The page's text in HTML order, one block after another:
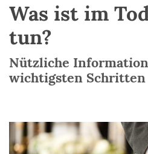
Was ist im
tun?
Nützliche
wichtigsten Schritten